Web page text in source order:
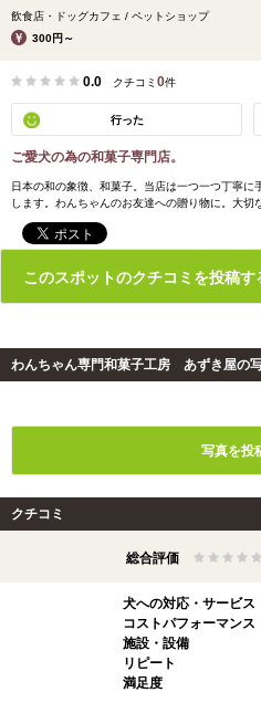
飲食店・ドッグカフェ / ペットショップ
300円～
0.0 クチコミ 0件
行った
ご愛犬の為の和菓子専門店。
日本の和の象徴、和菓子。当店は一つ一つ丁寧
します。わんちゃんのお友達への贈り物に。大切
このスポットのクチコミを投稿す
わんちゃん専門和菓子工房 あずき屋の
写真を投
クチコミ
総合評価
犬への対応・サービス
コストパフォーマンス
施設・設備
リピート
満足度